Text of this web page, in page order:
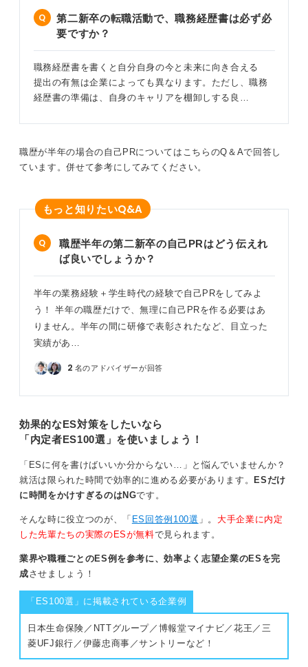
につながります。
事実は変えられなくても、それをどう受け止め、どう次
に活かそうとしているかは、自分自身の力で表現するこ
とができるのです。「頑張った」と言えるその努力に自
信を持って、自分らしい職務経歴書を作ってみましょ
う。
第二新卒の転職活動で、職務経歴書は必ず必
要ですか？
職務経歴書を書くと自分自身の今と未来に向き合える
提出の有無は企業によっても異なります。ただし、職務
経歴書の準備は、自身のキャリアを棚卸しする良…
職歴が半年の場合の自己PRについてはこちらのQ＆Aで回答し
ています。併せて参考にしてみてください。
もっと知りたいQ&A
職歴半年の第二新卒の自己PRはどう伝えれ
ば良いでしょうか？
半年の業務経験＋学生時代の経験で自己PRをしてみよ
う！ 半年の職歴だけで、無理に自己PRを作る必要はあ
りません。半年の間に研修で表彰されたなど、目立った
実績があ…
2 名のアドバイザーが回答
効果的なES対策をしたいなら
「内定者ES100選」を使いましょう！
「ESに何を書けばいいか分からない…」と悩んでいませんか？
就活は限られた時間で効率的に進める必要があります。
ESだけ
に時間をかけすぎるのはNGです。
そんな時に役立つのが、「 ES回答例100選 」。 大手企業に内定
した先輩たちの実際のESが無料で見られます。
業界や職種ごとのES例を参考に、効率よく志望企業のESを完
成させましょう！
「ES100選」に掲載されている企業例
日本生命保険／NTTグループ／博報堂マイナビ／花王／三
菱UFJ銀行／伊藤忠商事／サントリーなど！